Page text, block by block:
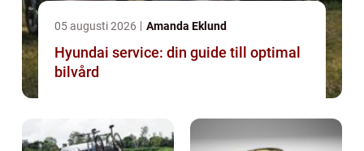
05 augusti 2026 Amanda Eklund
Hyundai service: din guide till optimal
bilvård